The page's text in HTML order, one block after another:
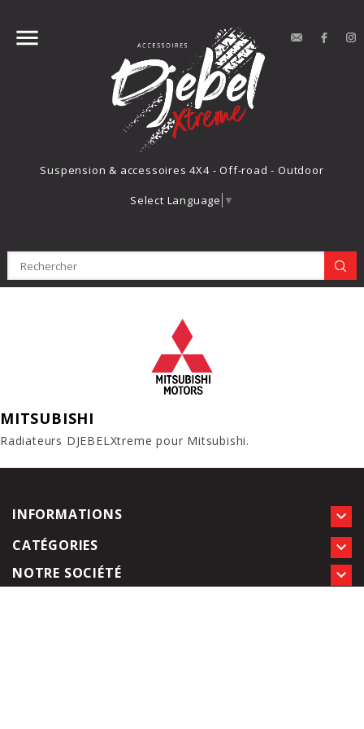
 
Suspension & accessoires 4X4 - Off-road - Outdoor
contact
Select Language ▼
MITSUBISHI
Radiateurs DJEBELXtreme pour Mitsubishi.
INFORMATIONS 
CATÉGORIES 
NOTRE SOCIÉTÉ 